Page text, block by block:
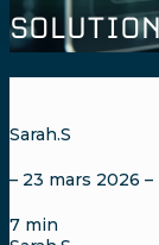
Sarah.S
– 23 mars 2026 –
7 min